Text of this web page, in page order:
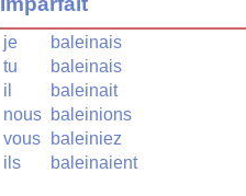
je
baleinais
tu
baleinais
il
baleinait
nous baleinions
vous
baleiniez
ils
baleinaient